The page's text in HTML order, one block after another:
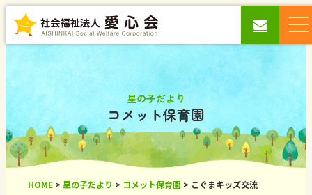
コメット保育園
星の子だより
HOME >星の子だより > コメット保育園 > こぐまキッズ交流